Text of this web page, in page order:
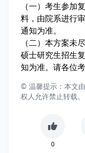
（一）考生参加
料，由院系进行
通知为准。
（二）本方案未
硕士研究生招生
知为准。请各位
© 温馨提示：本文
权人允许禁止转载。
0